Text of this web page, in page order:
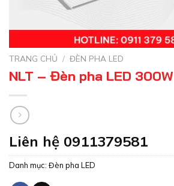
TRANG CHỦ / ĐÈN PHA LED
NLT – Đèn pha LED 300W
Liên hệ 0911379581
Danh mục: Đèn pha LED